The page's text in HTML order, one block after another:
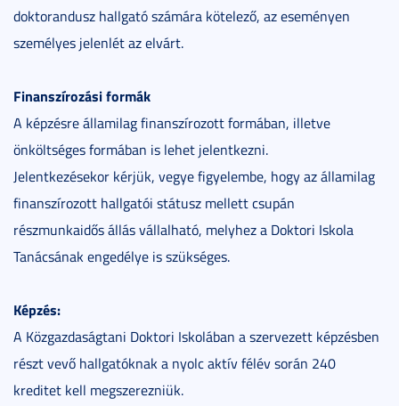
doktorandusz hallgató számára kötelező, az eseményen
személyes jelenlét az elvárt.
Finanszírozási formák
A képzésre államilag finanszírozott formában, illetve
önköltséges formában is lehet jelentkezni.
Jelentkezésekor kérjük, vegye figyelembe, hogy az államilag
finanszírozott hallgatói státusz mellett csupán
részmunkaidős állás vállalható, melyhez a Doktori Iskola
Tanácsának engedélye is szükséges.
Képzés:
A Közgazdaságtani Doktori Iskolában a szervezett képzésben
részt vevő hallgatóknak a nyolc aktív félév során 240
kreditet kell megszerezniük.